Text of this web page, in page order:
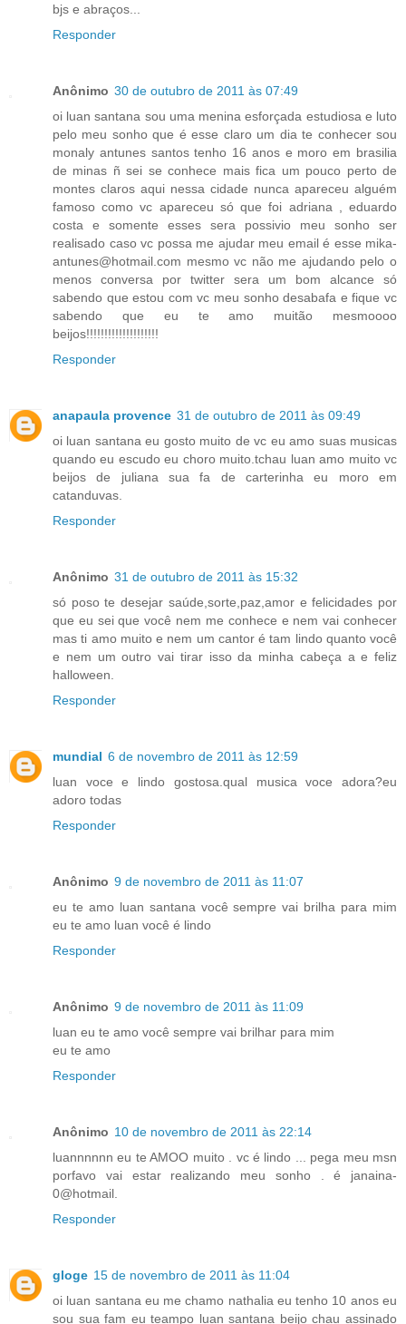
bjs e abraços...
Responder
Anônimo 30 de outubro de 2011 às 07:49
oi luan santana sou uma menina esforçada estudiosa e luto
pelo meu sonho que é esse claro um dia te conhecer sou
monaly antunes santos tenho 16 anos e moro em brasilia
de minas ñ sei se conhece mais fica um pouco perto de
montes claros aqui nessa cidade nunca apareceu alguém
famoso como vc apareceu só que foi adriana , eduardo
costa e somente esses sera possivio meu sonho ser
realisado caso vc possa me ajudar meu email é esse mika-
antunes@hotmail.com mesmo vc não me ajudando pelo o
menos conversa por twitter sera um bom alcance só
sabendo que estou com vc meu sonho desabafa e fique vc
sabendo que eu te amo muitão mesmoooo
beijos!!!!!!!!!!!!!!!!!!!!
Responder
anapaula provence 31 de outubro de 2011 às 09:49
oi luan santana eu gosto muito de vc eu amo suas musicas
quando eu escudo eu choro muito.tchau luan amo muito vc
beijos de juliana sua fa de carterinha eu moro em
catanduvas.
Responder
Anônimo 31 de outubro de 2011 às 15:32
só poso te desejar saúde,sorte,paz,amor e felicidades por
que eu sei que você nem me conhece e nem vai conhecer
mas ti amo muito e nem um cantor é tam lindo quanto você
e nem um outro vai tirar isso da minha cabeça a e feliz
halloween.
Responder
mundial 6 de novembro de 2011 às 12:59
luan voce e lindo gostosa.qual musica voce adora?eu
adoro todas
Responder
Anônimo 9 de novembro de 2011 às 11:07
eu te amo luan santana você sempre vai brilha para mim
eu te amo luan você é lindo
Responder
Anônimo 9 de novembro de 2011 às 11:09
luan eu te amo você sempre vai brilhar para mim
eu te amo
Responder
Anônimo 10 de novembro de 2011 às 22:14
luannnnnn eu te AMOO muito . vc é lindo ... pega meu msn
porfavo vai estar realizando meu sonho . é janaina-
0@hotmail.
Responder
gloge 15 de novembro de 2011 às 11:04
oi luan santana eu me chamo nathalia eu tenho 10 anos eu
sou sua fam eu teampo luan santana beijo chau assinado